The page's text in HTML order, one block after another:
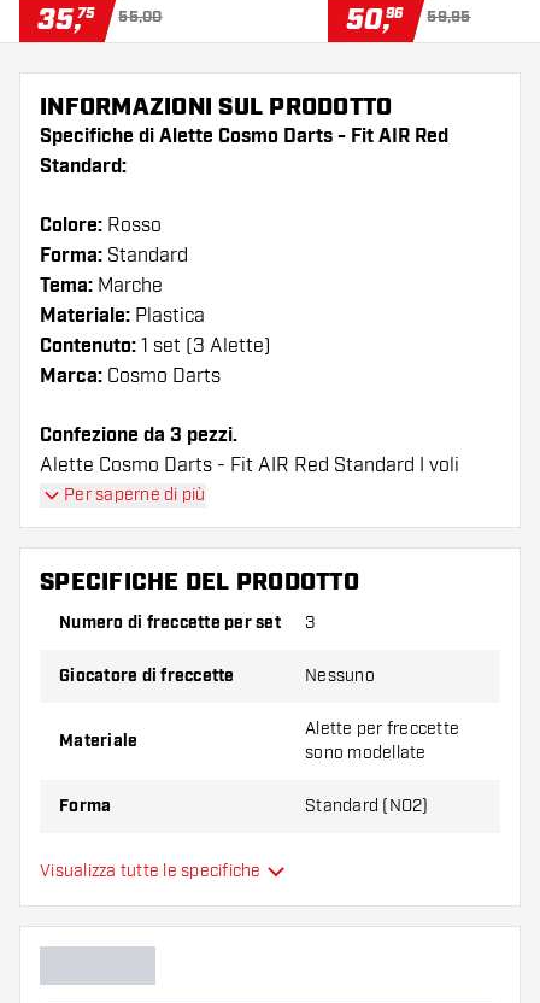
35,75 55,00 50,96 59,95
INFORMAZIONI SUL PRODOTTO
Specifiche di Alette Cosmo Darts - Fit AIR Red
Standard:
Colore: Rosso
Forma: Standard
Tema: Marche
Materiale: Plastica
Contenuto: 1 set (3 Alette)
Marca: Cosmo Darts
Confezione da 3 pezzi.
Alette Cosmo Darts - Fit AIR Red Standard I voli
hanno una lunga durata. Queste alette possono
essere utilizzate solo con astine Cosmo Fit.
Suggerimento di Dartshopper!
Assicuratevi di avere a portata di mano un gran
Provate una forma, un materiale o uno
variante vi si addice di più!
Per saperne di più
SPECIFICHE DEL PRODOTTO
Numero di freccette per set 3
Giocatore di freccette Nessuno
Materiale
Alette per freccette
sono modellate
Forma Standard (NO2)
Tipo
Colore principale
Visualizza tutte le specifiche